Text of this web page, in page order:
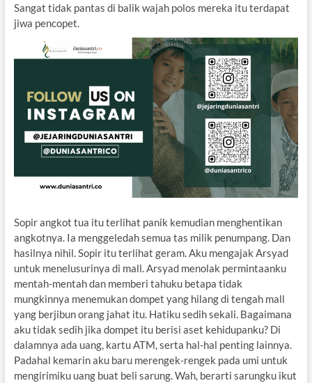
Sangat tidak pantas di balik wajah polos mereka itu terdapat
jiwa pencopet.
Sopir angkot tua itu terlihat panik kemudian menghentikan
angkotnya. Ia menggeledah semua tas milik penumpang. Dan
hasilnya nihil. Sopir itu terlihat geram. Aku mengajak Arsyad
untuk menelusurinya di mall. Arsyad menolak permintaanku
mentah-mentah dan memberi tahuku betapa tidak
mungkinnya menemukan dompet yang hilang di tengah mall
yang berjibun orang jahat itu. Hatiku sedih sekali. Bagaimana
aku tidak sedih jika dompet itu berisi aset kehidupanku? Di
dalamnya ada uang, kartu ATM, serta hal-hal penting lainnya.
Padahal kemarin aku baru merengek-rengek pada umi untuk
mengirimiku uang buat beli sarung. Wah, berarti sarungku ikut